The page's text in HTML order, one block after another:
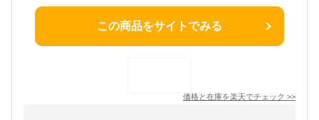
この商品をサイトでみる
価格と在庫を楽天でチェック >>